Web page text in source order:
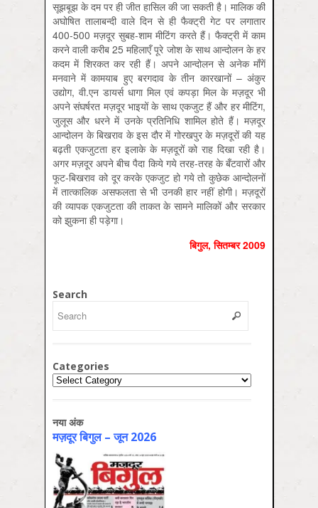
सूझबूझ के दम पर ही जीत हासिल की जा सकती है। मालिक की
अघोषित तालाबन्दी वाले दिन से ही फैक्ट्री गेट पर लगातार
400-500 मज़दूर सुबह-शाम मीटिंग करते हैं। फैक्ट्री में काम
करने वाली करीब 25 महिलाएँ पूरे जोश के साथ आन्दोलन के हर
कदम में शिरकत कर रही हैं। अपने आन्दोलन से अनेक माँगें
मनवाने में कामयाब हुए बरगदाव के तीन कारखानों – अंकुर
उद्योग, वी.एन डायर्स धागा मिल एवं कपड़ा मिल के मज़दूर भी
अपने संघर्षरत मज़दूर भाइयों के साथ एकजुट हैं और हर मीटिंग,
जुलूस और धरने में उनके प्रतिनिधि शामिल होते हैं। मज़दूर
आन्दोलन के बिखराव के इस दौर में गोरखपुर के मज़दूरों की यह
बढ़ती एकजुटता हर इलाके के मज़दूरों को राह दिखा रही है।
अगर मज़दूर अपने बीच पैदा किये गये तरह-तरह के बँटवारों और
फूट-बिखराव को दूर करके एकजुट हो गये तो कुछेक आन्दोलनों
में तात्कालिक असफलता से भी उनकी हार नहीं होगी। मज़दूरों
की व्यापक एकजुटता की ताकत के सामने मालिकों और सरकार
को झुकना ही पड़ेगा।
बिगुल, सितम्‍बर 2009
Search
Categories
Categories
नया अंक
मज़दूर बिगुल – जून 2026